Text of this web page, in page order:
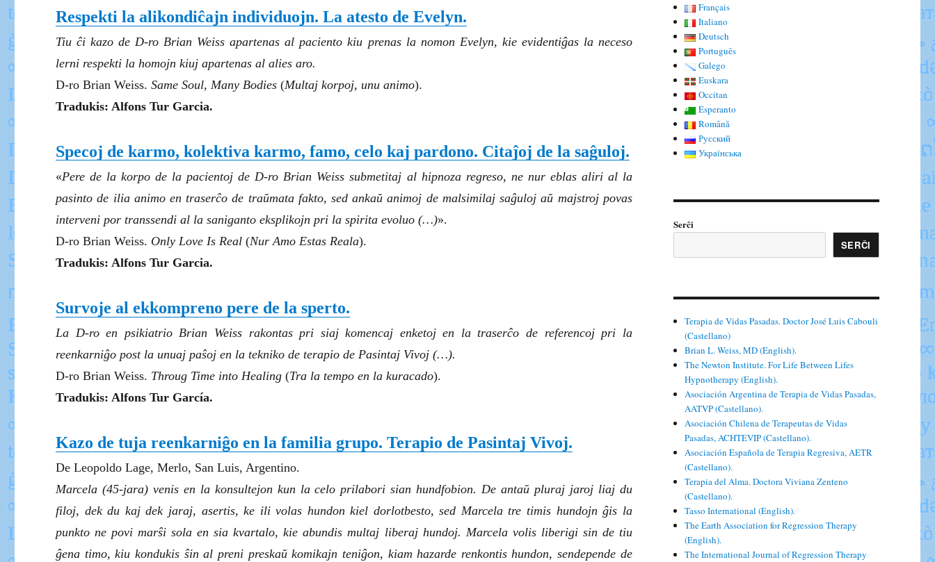
Respekti la alikondiĉajn individuojn. La atesto de Evelyn.
Tiu ĉi kazo de D-ro Brian Weiss apartenas al paciento kiu prenas la nomon Evelyn, kie evidentiĝas la neceso
lerni respekti la homojn kiuj apartenas al alies aro.
D-ro Brian Weiss.Same Soul, Many Bodies (Multaj korpoj, unu animo).
Tradukis: Alfons Tur Garcia.
Specoj de karmo, kolektiva karmo, famo, celo kaj pardono. Citaĵoj de la saĝuloj.
«Pere de la korpo de la pacientoj de D-ro Brian Weiss submetitaj al hipnoza regreso, ne nur eblas aliri al la
pasinto de ilia animo en traserĉo de traŭmata fakto, sed ankaŭ animoj de malsimilaj saĝuloj aŭ majstroj povas
interveni por transsendi al la saniganto eksplikojn pri la spirita evoluo (…)».
D-ro Brian Weiss. Only Love Is Real (Nur Amo Estas Reala).
Tradukis: Alfons Tur Garcia.
Survoje al ekkompreno pere de la sperto.
La D-ro en psikiatrio Brian Weiss rakontas pri siaj komencaj enketoj en la traserĉo de referencoj pri la
reenkarniĝo post la unuaj paŝoj en la tekniko de terapio de Pasintaj Vivoj (…).
D-ro Brian Weiss. Throug Time into Healing (Tra la tempo en la kuracado).
Tradukis: Alfons Tur García.
Kazo de tuja reenkarniĝo en la familia grupo. Terapio de Pasintaj Vivoj.
De Leopoldo Lage, Merlo, San Luis, Argentino.
Marcela (45-jara) venis en la konsultejon kun la celo prilabori sian hundfobion. De antaŭ pluraj jaroj liaj du
filoj, dek du kaj dek jaraj, asertis, ke ili volas hundon kiel dorlotbesto, sed Marcela tre timis hundojn ĝis la
punkto ne povi marŝi sola en sia kvartalo, kie abundis multaj liberaj hundoj. Marcela volis liberigi sin de tiu
ĝena timo, kiu kondukis ŝin al preni preskaŭ komikajn teniĝon, kiam hazarde renkontis hundon, sendepende de
Français
Italiano
Deutsch
Português
Galego
Euskara
Occitan
Esperanto
Română
Русский
Українська
Serĉi
SERĈI
Terapia de Vidas Pasadas. Doctor José Luis Cabouli
(Castellano)
Brian L. Weiss, MD (English).
The Newton Institute. For Life Between Lifes
Hypnotherapy (English).
Asociación Argentina de Terapia de Vidas Pasadas,
AATVP (Castellano).
Asociación Chilena de Terapeutas de Vidas
Pasadas, ACHTEVIP (Castellano).
Asociación Española de Terapia Regresiva, AETR
(Castellano).
Terapia del Alma. Doctora Viviana Zenteno
(Castellano).
Tasso International (English).
The Earth Association for Regression Therapy
(English).
The International Journal of Regression Therapy